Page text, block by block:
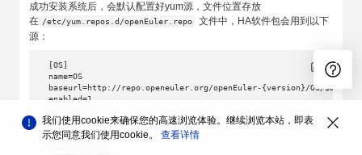
成功安装系统后，会默认配置好yum源，文件位置存放
在 /etc/yum.repos.d/openEuler.repo
文件中，HA软件包会用到以下
源：
[OS]
name=OS
baseurl=http://repo.openeuler.org/openEuler-{version}/OS/
enabled=1
gpgkey=http://repo.openeuler.org/openEuler-{version}/OS/$basearch/
我们使用cookie来确保您的高速浏览体验。继续浏览本站，即表
示您同意我们使用cookie。 查看详情